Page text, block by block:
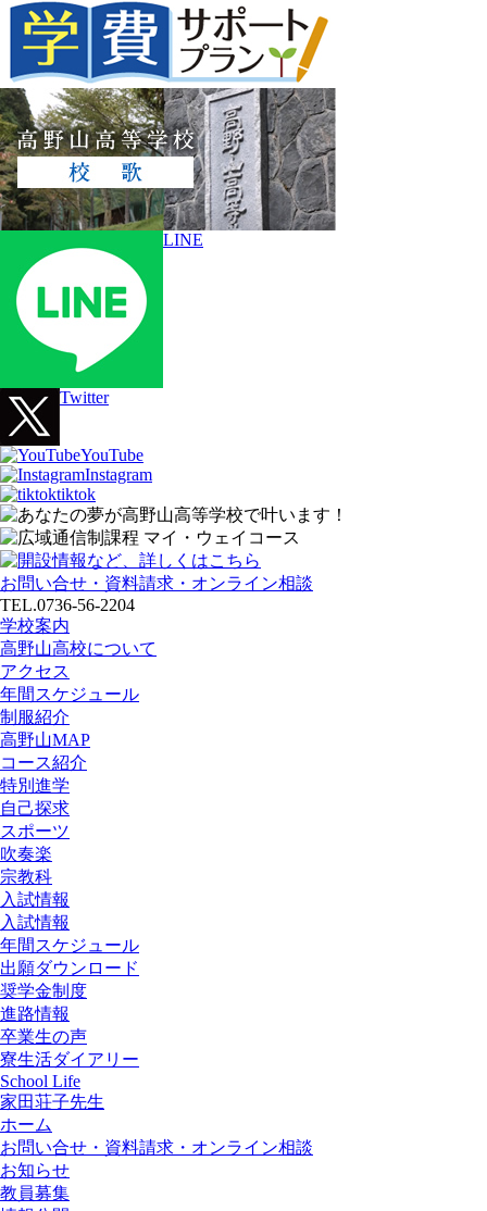
LINE
Twitter
YouTube
Instagram
tiktok
お問い合せ・資料請求・オンライン相談
TEL.0736-56-2204
学校案内
高野山高校について
アクセス
年間スケジュール
制服紹介
高野山MAP
コース紹介
特別進学
自己探求
スポーツ
吹奏楽
宗教科
入試情報
入試情報
年間スケジュール
出願ダウンロード
奨学金制度
進路情報
卒業生の声
寮生活ダイアリー
School Life
家田荘子先生
ホーム
お問い合せ・資料請求・オンライン相談
お知らせ
教員募集